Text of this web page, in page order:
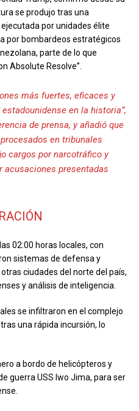
se produjo tras una
por unidades élite
por bombardeos estratégicos
parte de lo que
Absolute Resolve”.
más fuertes, eficaces y
en la historia”,
de prensa, y añadió que
en tribunales
cargos por narcotráfico y
acusaciones presentadas
02:00 horas locales, con
sistemas de defensa y
ciudades del norte del país,
y análisis de inteligencia.
se infiltraron en el complejo
una rápida incursión, lo
a bordo de helicópteros y
guerra USS Iwo Jima, para ser